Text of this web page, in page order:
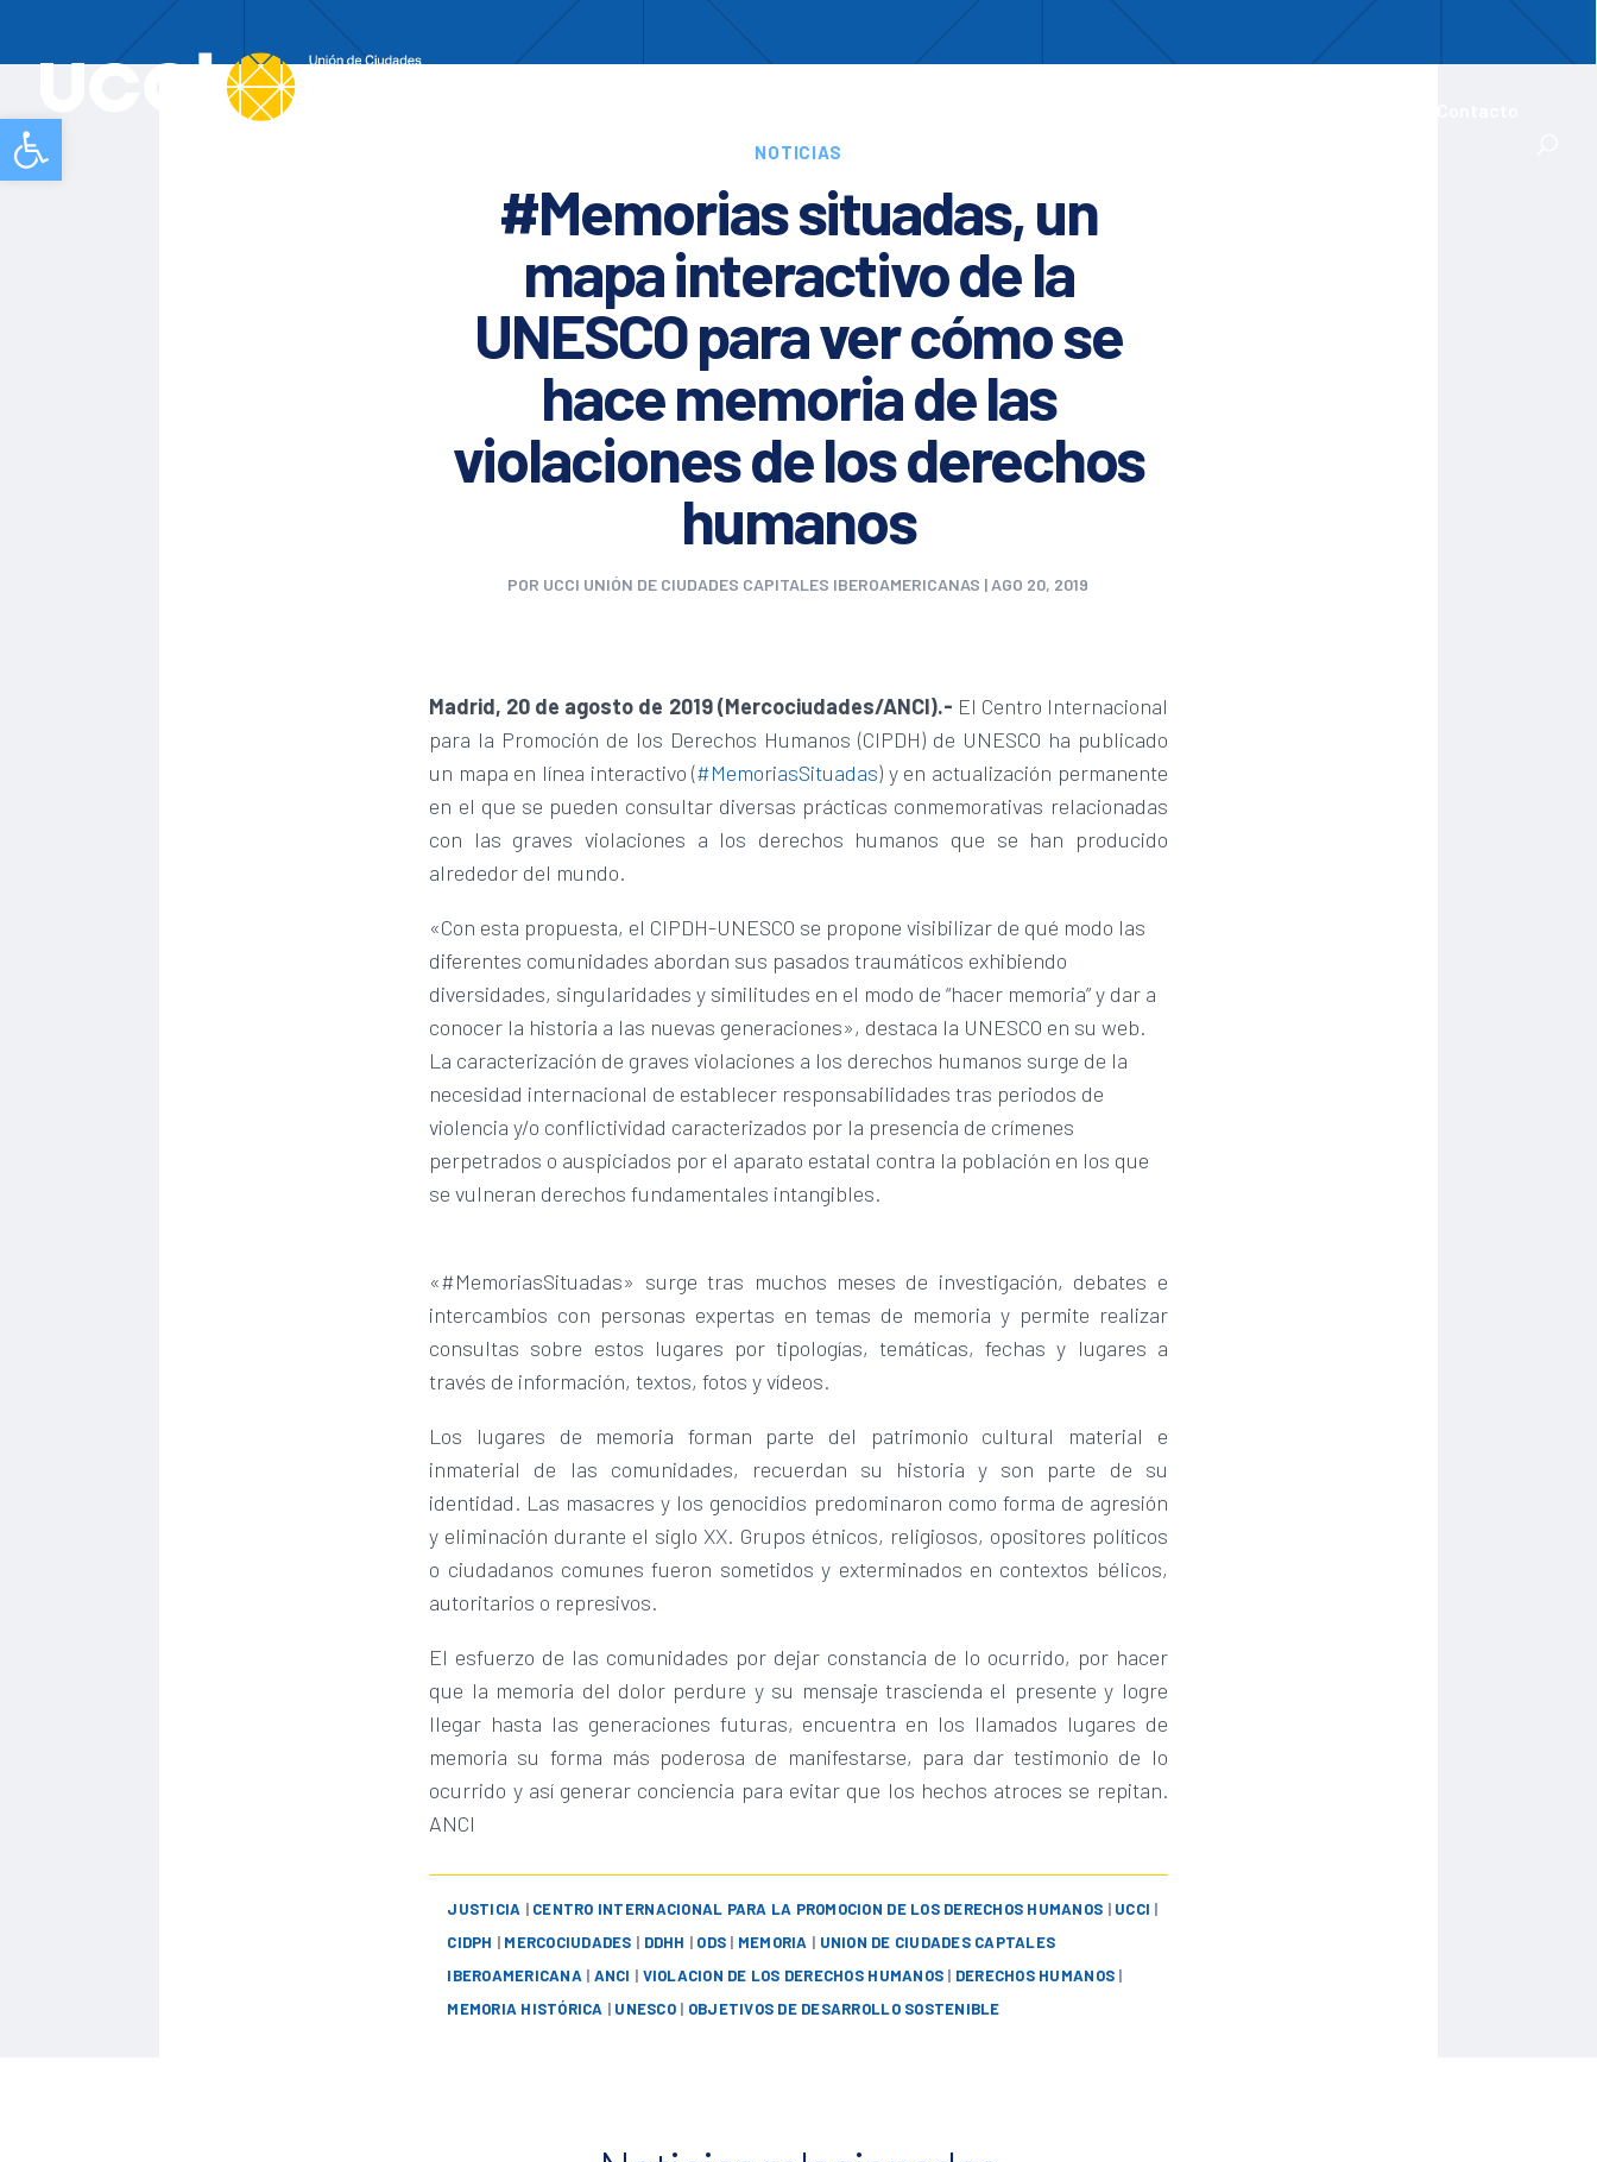
Abrir barra de herramientas NOTICIAS
#Memorias situadas, un
mapa interactivo de la
UNESCO para ver cómo se
hace memoria de las
violaciones de los derechos
humanos
POR UCCI UNIÓN DE CIUDADES CAPITALES IBEROAMERICANAS | AGO 20, 2019
Madrid, 20 de agosto de 2019 (Mercociudades/ANCI).- El Centro Internacional
para la Promoción de los Derechos Humanos (CIPDH) de UNESCO ha publicado
un mapa en línea interactivo (#MemoriasSituadas) y en actualización permanente
en el que se pueden consultar diversas prácticas conmemorativas relacionadas
con las graves violaciones a los derechos humanos que se han producido
alrededor del mundo.
«Con esta propuesta, el CIPDH-UNESCO se propone visibilizar de qué modo las
diferentes comunidades abordan sus pasados traumáticos exhibiendo
diversidades, singularidades y similitudes en el modo de “hacer memoria” y dar a
conocer la historia a las nuevas generaciones», destaca la UNESCO en su web.
La caracterización de graves violaciones a los derechos humanos surge de la
necesidad internacional de establecer responsabilidades tras periodos de
violencia y/o conflictividad caracterizados por la presencia de crímenes
perpetrados o auspiciados por el aparato estatal contra la población en los que
se vulneran derechos fundamentales intangibles.
«#MemoriasSituadas» surge tras muchos meses de investigación, debates e
intercambios con personas expertas en temas de memoria y permite realizar
consultas sobre estos lugares por tipologías, temáticas, fechas y lugares a
través de información, textos, fotos y vídeos.
Los lugares de memoria forman parte del patrimonio cultural material e
inmaterial de las comunidades, recuerdan su historia y son parte de su
identidad. Las masacres y los genocidios predominaron como forma de agresión
y eliminación durante el siglo XX. Grupos étnicos, religiosos, opositores políticos
o ciudadanos comunes fueron sometidos y exterminados en contextos bélicos,
autoritarios o represivos.
El esfuerzo de las comunidades por dejar constancia de lo ocurrido, por hacer
que la memoria del dolor perdure y su mensaje trascienda el presente y logre
llegar hasta las generaciones futuras, encuentra en los llamados lugares de
memoria su forma más poderosa de manifestarse, para dar testimonio de lo
ocurrido y así generar conciencia para evitar que los hechos atroces se repitan.
ANCI
JUSTICIA | CENTRO INTERNACIONAL PARA LA PROMOCION DE LOS DERECHOS HUMANOS | UCCI |
CIDPH | MERCOCIUDADES | DDHH | ODS | MEMORIA | UNION DE CIUDADES CAPTALES
IBEROAMERICANA | ANCI | VIOLACION DE LOS DERECHOS HUMANOS | DERECHOS HUMANOS |
MEMORIA HISTÓRICA | UNESCO | OBJETIVOS DE DESARROLLO SOSTENIBLE